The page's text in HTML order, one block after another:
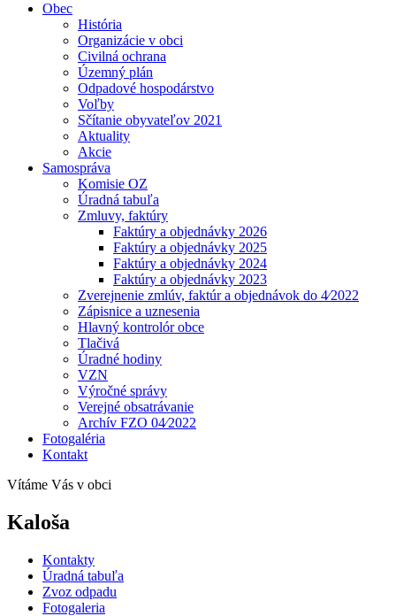
Obec
História
Organizácie v obci
Civilná ochrana
Územný plán
Odpadové hospodárstvo
Voľby
Sčítanie obyvateľov 2021
Aktuality
Akcie
Samospráva
Komisie OZ
Úradná tabuľa
Zmluvy, faktúry
Faktúry a objednávky 2026
Faktúry a objednávky 2025
Faktúry a objednávky 2024
Faktúry a objednávky 2023
Zverejnenie zmlúv, faktúr a objednávok do 4⁄2022
Zápisnice a uznesenia
Hlavný kontrolór obce
Tlačivá
Úradné hodiny
VZN
Výročné správy
Verejné obsatrávanie
Archív FZO 04⁄2022
Fotogaléria
Kontakt
Vítáme Vás v obci
Kaloša
Kontakty
Úradná tabuľa
Zvoz odpadu
Fotogaleria